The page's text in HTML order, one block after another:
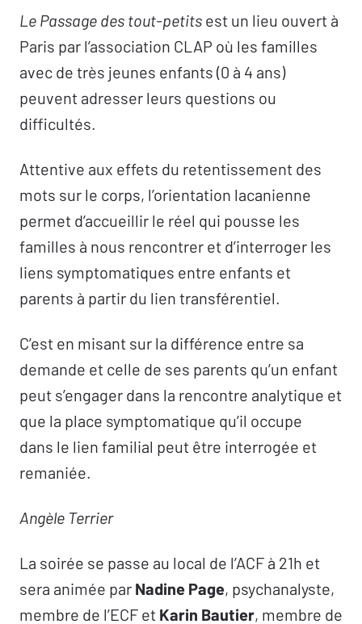
Le Passage des tout-petits est un lieu ouvert à
Paris par l’association CLAP où les familles
avec de très jeunes enfants (0 à 4 ans)
peuvent adresser leurs questions ou
difficultés.
Attentive aux effets du retentissement des
mots sur le corps, l’orientation lacanienne
permet d’accueillir le réel qui pousse les
familles à nous rencontrer et d’interroger les
liens symptomatiques entre enfants et
parents à partir du lien transférentiel.
C’est en misant sur la différence entre sa
demande et celle de ses parents qu’un enfant
peut s’engager dans la rencontre analytique et
que la place symptomatique qu’il occupe
dans le lien familial peut être interrogée et
remaniée.
Angèle Terrier
La soirée se passe au local de l’ACF à 21h et
sera animée par Nadine Page, psychanalyste,
membre de l’ECF et Karin Bautier, membre de